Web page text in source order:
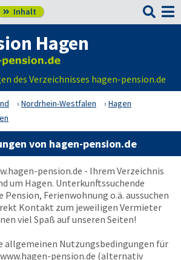
 Inhalt 
Hagen
des Verzeichnisses hagen-pension.de
Nordrhein-Westfalen
Hagen
von hagen-pension.de
pension.de - Ihrem Verzeichnis
um Hagen. Unterkunftssuchende
Pension, Ferienwohnung o.ä. aussuchen
Kontakt zum jeweiligen Vermieter
viel Spaß auf unseren Seiten!
allgemeinen Nutzungsbedingungen für
www.hagen-pension.de (alternativ